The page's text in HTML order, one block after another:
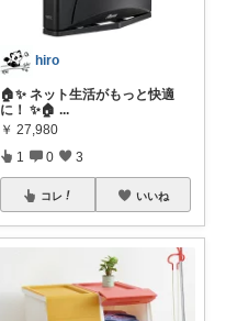
hiro
🏠✨ ネット生活がもっと快適
に！ ✨🏠 ...
￥ 27,980
1 0 3
コレ いいね